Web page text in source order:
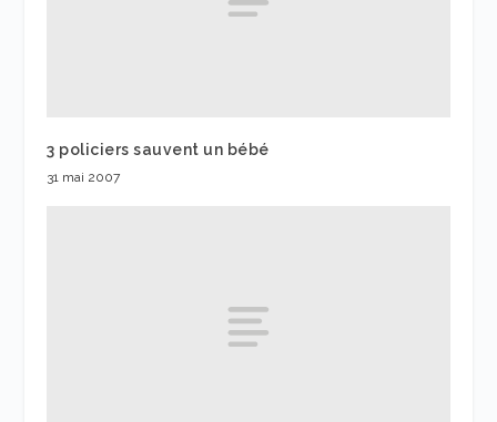
3 policiers sauvent un bébé
31 mai 2007